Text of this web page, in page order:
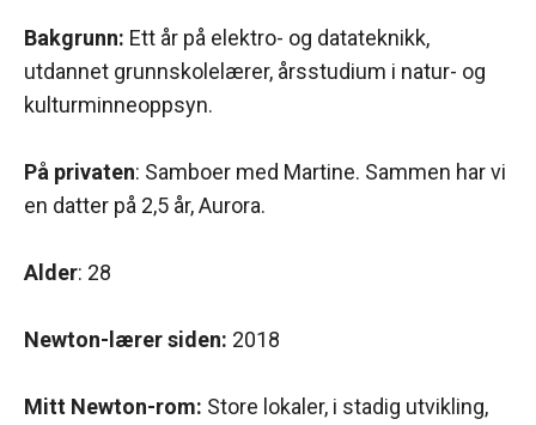
Bakgrunn: Ett år på elektro- og datateknikk,
utdannet grunnskolelærer, årsstudium i natur- og
kulturminneoppsyn.
På privaten: Samboer med Martine. Sammen har vi
en datter på 2,5 år, Aurora.
Alder: 28
Newton-lærer siden: 2018
Mitt Newton-rom: Store lokaler, i stadig utvikling,